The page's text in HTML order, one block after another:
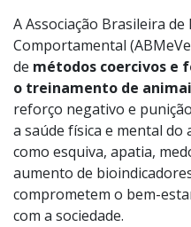
A Associação Brasileira
Comportamental
de métodos coercivos e
o treinamento de
reforço negativo e
a saúde física e mental do
como esquiva, apatia,
aumento de
comprometem o bem-
com a sociedade.